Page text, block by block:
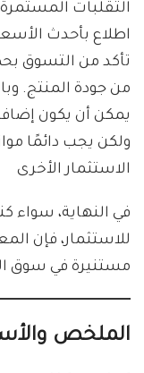
التقلبات
اطلاع بأحدث
تأكد من التسوق
يمكن أن يكون
ولكن يجب دائمًا
الاستثمار الأخرى
في النهاية، سواء
للاستثمار، فإن
مستنيرة في سوق
الملخص